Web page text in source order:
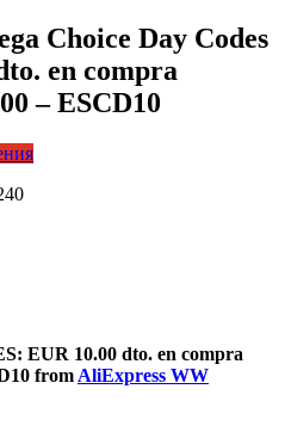
Choice Day Codes
en compra
– ESCD10
0
EUR 10.00 dto. en compra
from AliExpress WW